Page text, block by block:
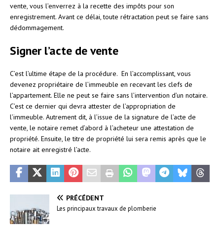
vente, vous l’enverrez à la recette des impôts pour son
enregistrement. Avant ce délai, toute rétractation peut se faire sans
dédommagement.
Signer l’acte de vente
C’est l’ultime étape de la procédure. En l’accomplissant, vous
devenez propriétaire de l’immeuble en recevant les clefs de
l’appartement. Elle ne peut se faire sans l’intervention d’un notaire.
C’est ce dernier qui devra attester de l’appropriation de
l’immeuble. Autrement dit, à l’issue de la signature de l’acte de
vente, le notaire remet d’abord à l’acheteur une attestation de
propriété. Ensuite, le titre de propriété lui sera remis après que le
notaire ait enregistré l’acte.
PRÉCÉDENT
Les principaux travaux de plomberie